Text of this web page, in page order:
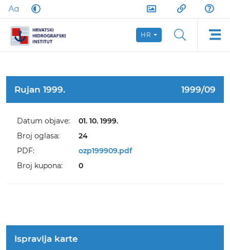
HR
Rujan 1999. 1999/09
Datum objave:
01. 10. 1999.
Broj oglasa:
24
PDF:
ozp199909.pdf
Broj kupona:
0
Ispravlja karte